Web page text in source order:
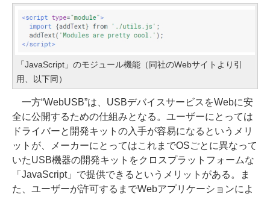
「JavaScript」のモジュール機能（同社のWebサイトより引
用、以下同）
一方“WebUSB”は、USBデバイスサービスをWebに安
全に公開するための仕組みとなる。ユーザーにとっては
ドライバーと開発キットの入手が容易になるというメリ
ットが、メーカーにとってはこれまでOSごとに異なって
いたUSB機器の開発キットをクロスプラットフォームな
「JavaScript」で提供できるというメリットがある。ま
た、ユーザーが許可するまでWebアプリケーションによ